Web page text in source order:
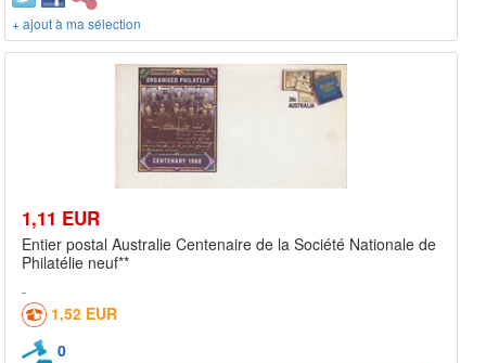
+ ajout à ma sélection
1,11 EUR
Entier postal Australie Centenaire de la Société Nationale de
Philatélie neuf**
1,52 EUR
0